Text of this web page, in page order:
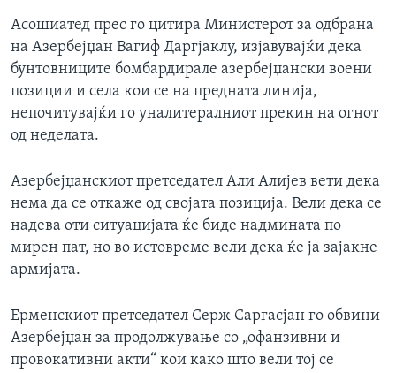
Асошиатед прес го цитира Министерот за одбрана
на Азербејџан Вагиф Даргјаклу, изјавувајќи дека
бунтовниците бомбардирале азербејџански воени
позиции и села кои се на предната линија,
непочитувајќи го уналитералниот прекин на огнот
од неделата.
Азербејџанскиот претседател Али Алијев вети дека
нема да се откаже од својата позиција. Вели дека се
надева оти ситуацијата ќе биде надмината по
мирен пат, но во истовреме вели дека ќе ја зајакне
армијата.
Ерменскиот претседател Серж Саргасјан го обвини
Азербејџан за продолжување со „офанзивни и
провокативни акти“ кои како што вели тој се